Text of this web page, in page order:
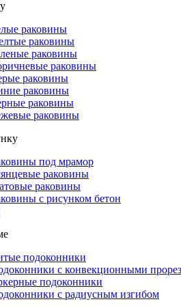
раковины
раковины
раковины
раковины
раковины
раковины
раковины
раковины
под мрамор
раковины
раковины
с рисунком бетон
подоконники
с конвекционными
подоконники
с радиусным изгибом